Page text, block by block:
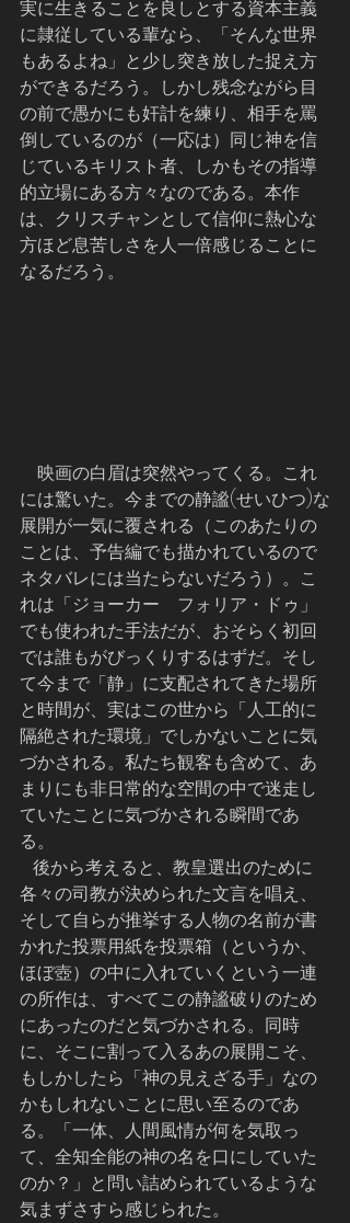
実に生きることを良しとする資本主義
に隷従している輩なら、「そんな世界
もあるよね」と少し突き放した捉え方
ができるだろう。しかし残念ながら目
の前で愚かにも奸計を練り、相手を罵
倒しているのが（一応は）同じ神を信
じているキリスト者、しかもその指導
的立場にある方々なのである。本作
は、クリスチャンとして信仰に熱心な
方ほど息苦しさを人一倍感じることに
なるだろう。
映画の白眉は突然やってくる。これ
には驚いた。今までの静謐(せいひつ)な
展開が一気に覆される（このあたりの
ことは、予告編でも描かれているので
ネタバレには当たらないだろう）。こ
れは「ジョーカー　フォリア・ドゥ」
でも使われた手法だが、おそらく初回
では誰もがびっくりするはずだ。そし
て今まで「静」に支配されてきた場所
と時間が、実はこの世から「人工的に
隔絶された環境」でしかないことに気
づかされる。私たち観客も含めて、あ
まりにも非日常的な空間の中で迷走し
ていたことに気づかされる瞬間であ
る。
各々の司教が決められた文言を唱え、
そして自らが推挙する人物の名前が書
かれた投票用紙を投票箱（というか、
ほぼ壺）の中に入れていくという一連
の所作は、すべてこの静謐破りのため
にあったのだと気づかされる。同時
に、そこに割って入るあの展開こそ、
もしかしたら「神の見えざる手」なの
かもしれないことに思い至るのであ
る。「一体、人間風情が何を気取っ
て、全知全能の神の名を口にしていた
のか？」と問い詰められているような
気まずさすら感じられた。